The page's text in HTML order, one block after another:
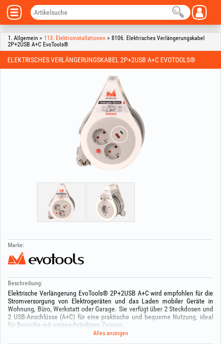
1. Allgemein > 113. Elektroinstallationen > 8106. Elektrisches Verlängerungskabel
2P+2USB A+C EvoTools®
ELEKTRISCHES VERLÄNGERUNGSKABEL 2P+2USB A+C EVOTOOLS®
Marke:
Beschreibung:
Elektrische Verlängerung EvoTools® 2P+2USB A+C wird empfohlen für die
Stromversorgung von Elektrogeräten und das Laden mobiler Geräte in
Wohnung, Büro, Werkstatt oder Garage. Sie verfügt über 2 Steckdosen und
2 USB-Anschlüsse (A+C) für eine praktische und bequeme Nutzung, ideal
für Bereiche mit eingeschränktem Zugang.
Alles anzeigen